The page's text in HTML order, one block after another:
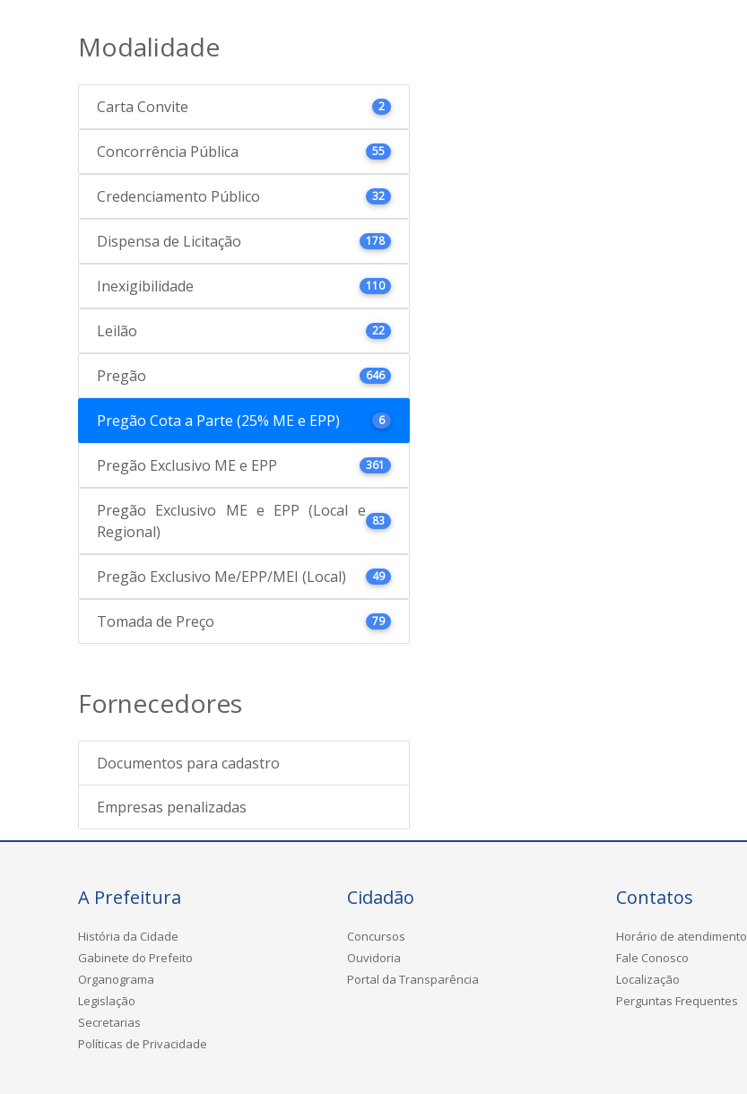
Modalidade
Carta Convite 2
Concorrência Pública 55
Credenciamento Público 32
Dispensa de Licitação 178
Inexigibilidade 110
Leilão 22
Pregão 646
Pregão Cota a Parte (25% ME e EPP) 6
Pregão Exclusivo ME e EPP 361
Pregão Exclusivo ME e EPP (Local e
Regional)
83
Pregão Exclusivo Me/EPP/MEI (Local) 49
Tomada de Preço 79
Fornecedores
Documentos para cadastro
Empresas penalizadas
A Prefeitura
História da Cidade
Gabinete do Prefeito
Organograma
Legislação
Secretarias
Políticas de Privacidade
Cidadão
Concursos
Ouvidoria
Portal da Transparência
Contatos
Horário de atendimento
Fale Conosco
Localização
Perguntas Frequentes